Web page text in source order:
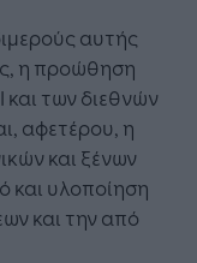
αυτής
η προώθηση
και των διεθνών
αφετέρου, η
και ξένων
και υλοποίηση
και την από